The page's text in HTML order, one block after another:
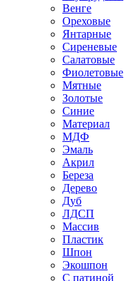
Венге
Ореховые
Янтарные
Сиреневые
Салатовые
Фиолетовые
Мятные
Золотые
Синие
Материал
МДФ
Эмаль
Акрил
Береза
Дерево
Дуб
ЛДСП
Массив
Пластик
Шпон
Экошпон
С патиной